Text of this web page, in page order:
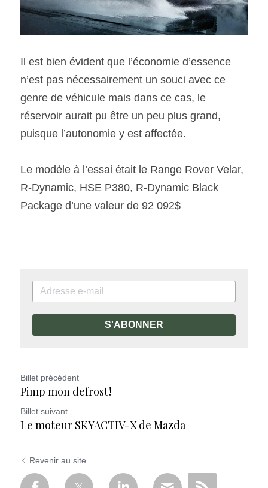
Il est bien évident que l’économie d’essence
n’est pas nécessairement un souci avec ce
genre de véhicule mais dans ce cas, le
réservoir aurait pu être un peu plus grand,
puisque l’autonomie y est affectée.
Le modèle à l’essai était le Range Rover Velar,
R-Dynamic, HSE P380, R-Dynamic Black
Package d’une valeur de 92 092$
S'ABONNER
Billet précédent
Pimp mon defrost !
Billet suivant
Le moteur SKYACTIV-X de Mazda
Revenir au site